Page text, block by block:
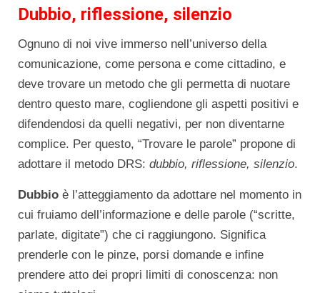
Dubbio, riflessione, silenzio
Ognuno di noi vive immerso nell’universo della
comunicazione, come persona e come cittadino, e
deve trovare un metodo che gli permetta di nuotare
dentro questo mare, cogliendone gli aspetti positivi e
difendendosi da quelli negativi, per non diventarne
complice. Per questo, “Trovare le parole” propone di
adottare il metodo DRS: dubbio, riflessione, silenzio.
Dubbio è l’atteggiamento da adottare nel momento in
cui fruiamo dell’informazione e delle parole (“scritte,
parlate, digitate”) che ci raggiungono. Significa
prenderle con le pinze, porsi domande e infine
prendere atto dei propri limiti di conoscenza: non